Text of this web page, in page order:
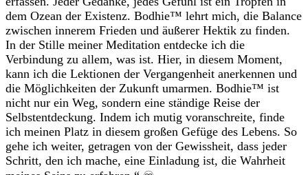
dem Ozean der Existenz. Bodhie™ lehrt mich, die Balance
zwischen innerem Frieden und äußerer Hektik zu finden.
In der Stille meiner Meditation entdecke ich die
Verbindung zu allem, was ist. Hier, in diesem Moment,
kann ich die Lektionen der Vergangenheit anerkennen und
die Möglichkeiten der Zukunft umarmen. Bodhie™ ist
nicht nur ein Weg, sondern eine ständige Reise der
Selbstentdeckung. Indem ich mutig voranschreite, finde
ich meinen Platz in diesem großen Gefüge des Lebens. So
gehe ich weiter, getragen von der Gewissheit, dass jeder
Schritt, den ich mache, eine Einladung ist, die Wahrheit